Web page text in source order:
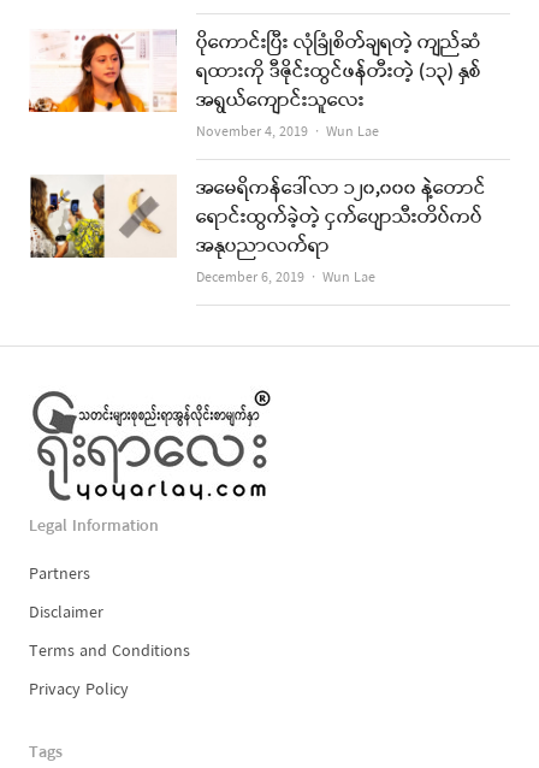
ပိုကောင်းပြီး လုံခြုံစိတ်ချရတဲ့ ကျည်ဆံ
ရထားကို ဒီဇိုင်းထွင်ဖန်တီးတဲ့ (၁၃) နှစ်
အရွယ်ကျောင်းသူလေး
November 4, 2019 Author
Wun Lae
အမေရိကန်ဒေါ်လာ ၁၂၀,၀၀၀ နဲ့တောင်
ရောင်းထွက်ခဲ့တဲ့ ငှက်ပျောသီးတိပ်ကပ်
အနုပညာလက်ရာ
December 6, 2019 Author
Wun Lae
Legal Information
Partners
Disclaimer
Terms and Conditions
Privacy Policy
Tags